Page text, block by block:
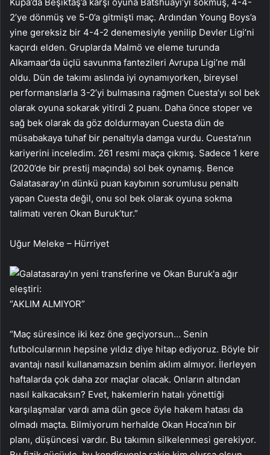
2’ye dönmüş ve 5-0’a gitmişti maç. Ardından Young Boys’a
yine gereksiz bir 4-4-2 denemesiyle yenilip Devler Ligi’ni
kaçırdı elden. Gruplarda Malmö ve eleme turunda
Alkamaar’da üçlü savunma fantezileri Avrupa Ligi’ne mâl
oldu. Dün de takımı aslında iyi oynamıyorken, bireysel
performanslarla 3-2’yi bulmasına rağmen Cuesta’yı sol bek
olarak oyuna sokarak yitirdi 2 puanı. Daha önce stoper ve
sağ bek olarak da göz doldurmayan Cuesta dün de
müsabakaya tuhaf bir penaltıyla damga vurdu. Cuesta’nın
kariyerini inceledim. 261 resmi maça çıkmış. Sadece 1 kere
(2020’de bir prestij maçında) sol bek oynamış. Bence
Galatasaray’ın dünkü puan kaybının sorumlusu penaltı
yapan Cuesta değil, onu sol bek olarak oyuna sokma
talimatı veren Okan Buruk’tur.”
Uğur Meleke – Hürriyet
“AKLIM ALMIYOR”
“Maç süresince iki kez öne geçiyorsun… Senin
futbolcularının hepsine yıldız diye hitap ediyoruz. Böyle bir
avantajı nasıl kullanamazsın benim aklım almıyor. İlerleyen
haftalarda çok daha zor maçlar olacak. Onların altından
nasıl kalkacaksın? Evet, hakemlerin hatalı yönettiği
karşılaşmalar vardı ama dün gece öyle hakem hatası da
olmadı maçta. Bilmiyorum herhalde Okan Hoca’nın bir
planı, düşüncesi vardır. Bu takımın silkelenmesi gerekiyor.